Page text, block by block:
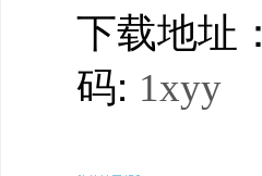
下载地址：
码: 1xyy